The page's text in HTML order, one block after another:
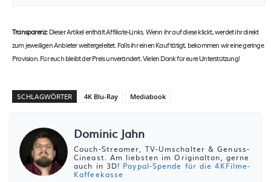
Transparenz:Dieser Artikel enthält Affiliate-Links. Wenn ihr auf diese klickt, werdet ihr direkt
zum jeweiligen Anbieter weitergeleitet. Falls ihr einen Kauf tätigt, bekommen wir eine geringe
Provision. Für euch bleibt der Preis unverändert. Vielen Dank für eure Unterstützung!
SCHLAGWÖRTER 4K Blu-Ray Mediabook
Dominic Jahn
Couch-Streamer, TV-Umschalter & Genuss-
Cineast. Am liebsten im Originalton, gerne
auch in 3D! Paypal-Spende für die 4KFilme-
Kaffeekasse